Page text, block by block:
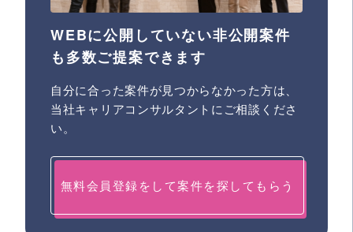
WEBに公開していない非公開案件
も多数ご提案できます
自分に合った案件が見つからなかった方は、
当社キャリアコンサルタントにご相談くださ
い。
無料会員登録をして案件を探してもらう